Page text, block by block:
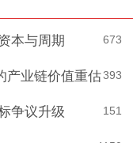
673
本与周期
393
产业链价值重估
151
争议升级